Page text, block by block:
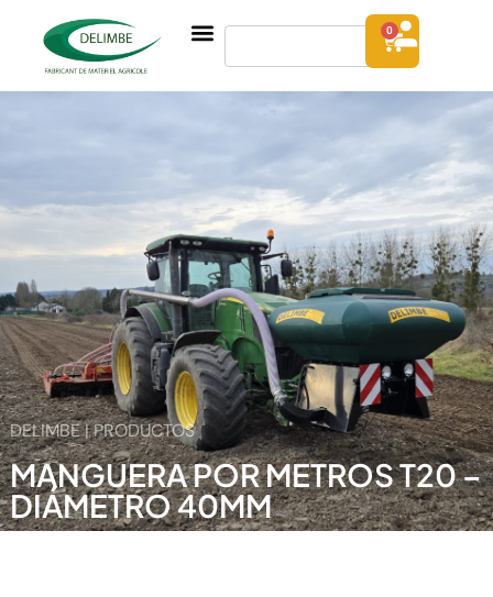
0
DELIMBE | PRODUCTOS
MANGUERA POR METROS T20 –
DIÁMETRO 40MM